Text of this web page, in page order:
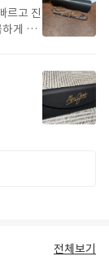
르고 진
게 찍
전체보기